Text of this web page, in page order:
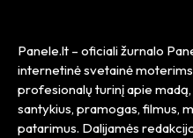
Panele.lt – oficiali žurnalo
internetinė svetainė
profesionalų turinį apie
santykius, pramogas, filmus,
patarimus. Dalijamės